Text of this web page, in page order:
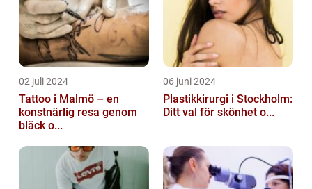
02 juli 2024
Tattoo i Malmö – en
konstnärlig resa genom
bläck o...
06 juni 2024
Plastikkirurgi i Stockholm:
Ditt val för skönhet o...